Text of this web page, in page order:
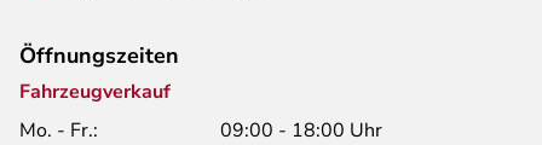
Öffnungszeiten
Fahrzeugverkauf
Mo. - Fr.:
09:00 - 18:00 Uhr